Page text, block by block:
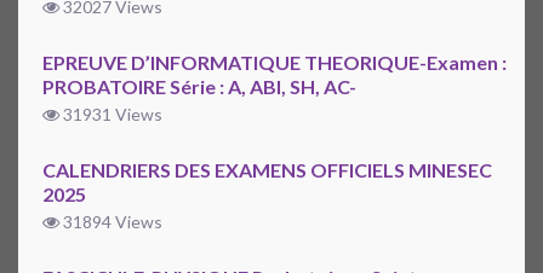
32027 Views
EPREUVE D’INFORMATIQUE THEORIQUE-Examen :
PROBATOIRE Série : A, ABI, SH, AC-
31931 Views
CALENDRIERS DES EXAMENS OFFICIELS MINESEC
2025
31894 Views